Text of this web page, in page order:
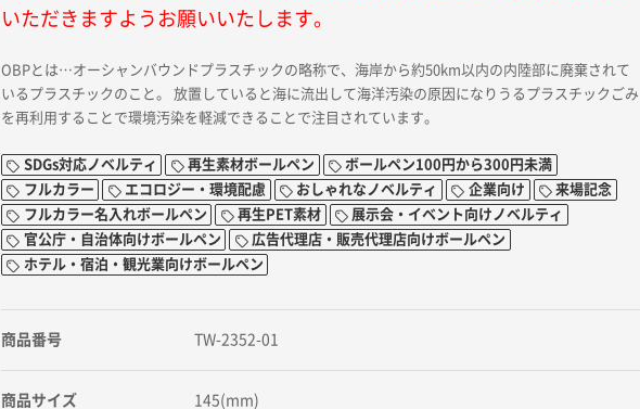
いただきますようお願いいたします。
OBPとは…オーシャンバウンドプラスチックの略称で、海岸から約50km以内の内陸部に廃棄されて
いるプラスチックのこと。 放置していると海に流出して海洋汚染の原因になりうるプラスチックごみ
を再利用することで環境汚染を軽減できることで注目されています。
SDGs対応ノベルティ 再生素材ボールペン
ボールペン100円から300円未満
フルカラー
エコロジー・環境配慮 おしゃれなノベルティ 企業向け
来場記念
フルカラー名入れボールペン
再生PET素材
展示会・イベント向けノベルティ
官公庁・自治体向けボールペン
広告代理店・販売代理店向けボールペン
ホテル・宿泊・観光業向けボールペン
商品番号 TW-2352-01
商品サイズ 145(mm)